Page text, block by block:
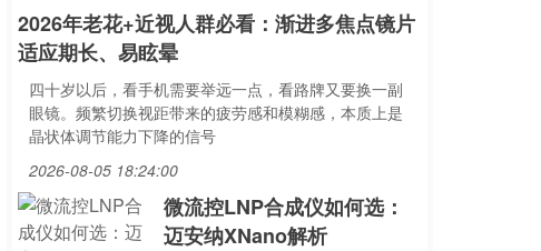
2026年老花+近视人群必看：渐进多焦点镜片
适应期长、易眩晕
四十岁以后，看手机需要举远一点，看路牌又要换一副
眼镜。频繁切换视距带来的疲劳感和模糊感，本质上是
晶状体调节能力下降的信号
2026-08-05 18:24:00
微流控LNP合成仪如何选：
迈安纳XNano解析